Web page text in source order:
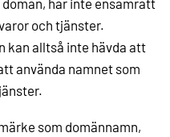
har inte ensamrätt
och tjänster.
kan alltså inte hävda att
använda namnet som
som domännamn,